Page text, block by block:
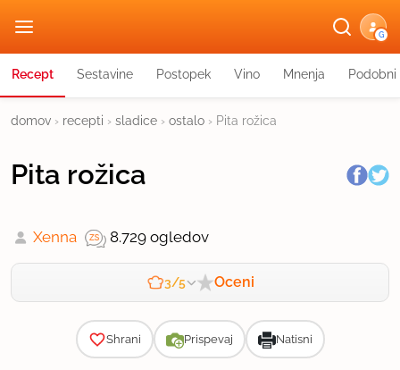
G
Recept Sestavine Postopek Vino Mnenja
domov › recepti › sladice › ostalo › Pita rožica
Pita rožica
Xenna 8.729 ogledov
3/5 Oceni
Shrani Prispevaj Natisni